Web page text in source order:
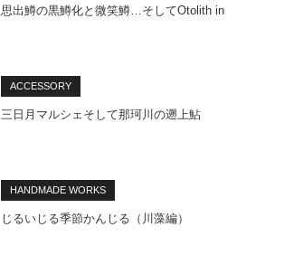
思出鱒の黒鱒化と微笑鱒…そしてOtolith in
ACCESSORY
三日月マルシェそして那珂川の遡上鮎
HANDMADE WORKS
じるいじる季節かんじる（川藻編）